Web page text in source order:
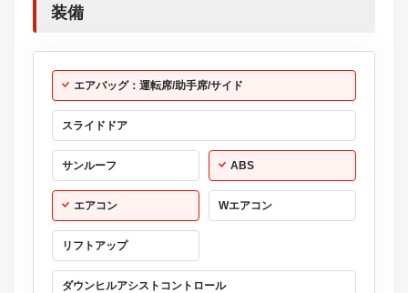
装備
エアバッグ：運転席/助手席/サイド
スライドドア
サンルーフ ABS
エアコン Wエアコン
リフトアップ
ダウンヒルアシストコントロール